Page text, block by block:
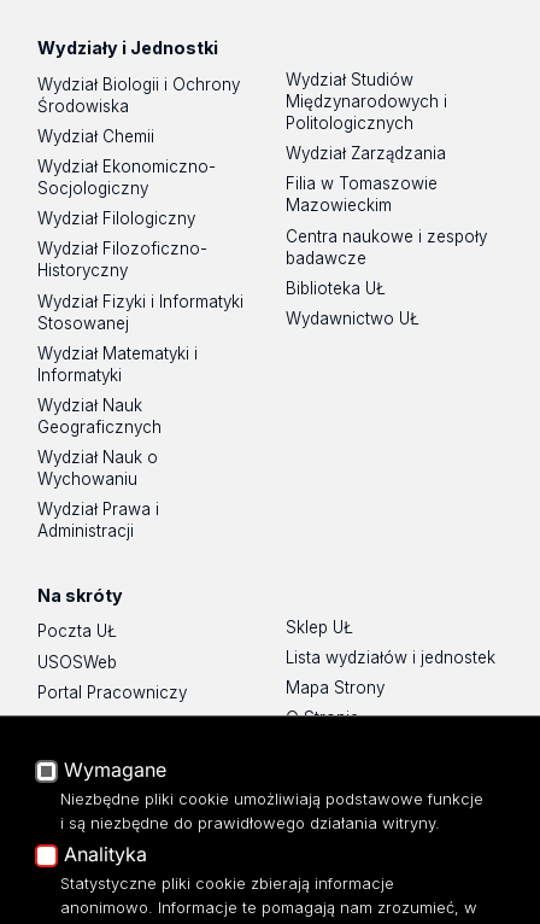
Wydziały i Jednostki
Wydział Biologii i Ochrony
Środowiska
Wydział Chemii
Wydział Ekonomiczno-
Socjologiczny
Wydział Filologiczny
Wydział Filozoficzno-
Historyczny
Wydział Fizyki i Informatyki
Stosowanej
Wydział Matematyki i
Informatyki
Wydział Nauk
Geograficznych
Wydział Nauk o
Wychowaniu
Wydział Prawa i
Administracji
Wydział Studiów
Międzynarodowych i
Politologicznych
Wydział Zarządzania
Filia w Tomaszowie
Mazowieckim
Centra naukowe i zespoły
badawcze
Biblioteka UŁ
Wydawnictwo UŁ
Na skróty
Poczta UŁ
USOSWeb
Portal Pracowniczy
Baza Aktów Własnych
Moodle
Eksperci UŁ
Polityka Prywatności
Dostępność
Sklep UŁ
Lista wydziałów i jednostek
Mapa Strony
O Stronie
Wymagane
Niezbędne pliki cookie umożliwiają podstawowe funkcje
i są niezbędne do prawidłowego działania witryny.
Analityka
Statystyczne pliki cookie zbierają informacje
anonimowo. Informacje te pomagają nam zrozumieć, w